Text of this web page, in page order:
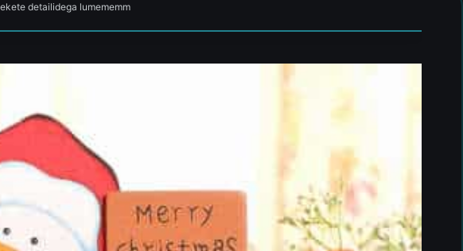
detailidega lumememm